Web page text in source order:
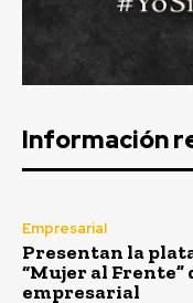
Información
Empresarial
Presentan la
“Mujer al Frente”
empresarial